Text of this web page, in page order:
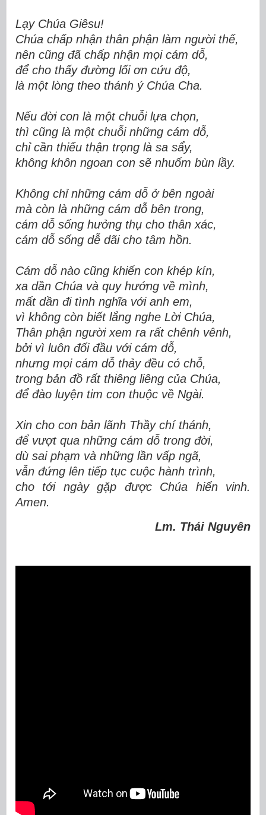
Lạy Chúa Giêsu!
Chúa chấp nhận thân phận làm người thế,
nên cũng đã chấp nhận mọi cám dỗ,
để cho thấy đường lối ơn cứu độ,
là một lòng theo thánh ý Chúa Cha.
Nếu đời con là một chuỗi lựa chọn,
thì cũng là một chuỗi những cám dỗ,
chỉ cần thiếu thận trọng là sa sẩy,
không khôn ngoan con sẽ nhuốm bùn lầy.
Không chỉ những cám dỗ ở bên ngoài
mà còn là những cám dỗ bên trong,
cám dỗ sống hưởng thụ cho thân xác,
cám dỗ sống dễ dãi cho tâm hồn.
Cám dỗ nào cũng khiến con khép kín,
xa dần Chúa và quy hướng về mình,
mất dần đi tình nghĩa với anh em,
vì không còn biết lắng nghe Lời Chúa,
Thân phận người xem ra rất chênh vênh,
bởi vì luôn đối đầu với cám dỗ,
nhưng mọi cám dỗ thảy đều có chỗ,
trong bản đồ rất thiêng liêng của Chúa,
để đào luyện tim con thuộc về Ngài.
Xin cho con bản lãnh Thầy chí thánh,
để vượt qua những cám dỗ trong đời,
dù sai phạm và những lần vấp ngã,
vẫn đứng lên tiếp tục cuộc hành trình,
cho tới ngày gặp được Chúa hiển vinh.
Amen.
Lm. Thái Nguyên